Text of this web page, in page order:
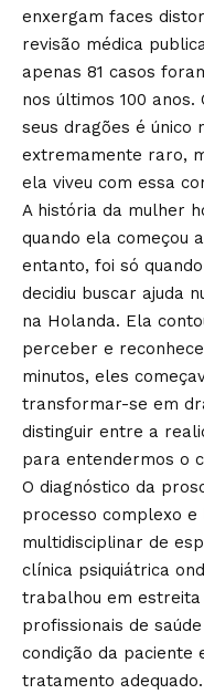
enxergam faces
revisão médica
apenas 81 casos
nos últimos 100
seus dragões é único
extremamente raro,
ela viveu com essa
A história da mulher
quando ela começou
entanto, foi só
decidiu buscar ajuda
na Holanda. Ela
perceber e
minutos, eles
transformar-se em
distinguir entre a
para entendermos o
O diagnóstico da
processo complexo e
multidisciplinar de
clínica psiquiátrica
trabalhou em
profissionais de
condição da paciente
tratamento